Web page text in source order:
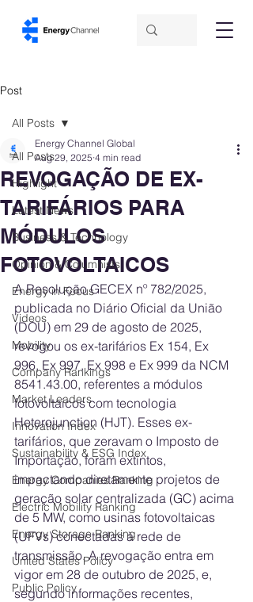
Post
All Posts
Highlight
Latest News
Business & Technology
Opinion & Columnists
Energy in Focus
Videos
Mobility
Company Rankings
Market Leaders
Innovation Index
Sustainability & ESG Index
Energy Companies Ranking
Electric Mobility Ranking
Energy Storage Ranking
United States Policy
Public Policy
All Posts
REVOGAÇÃO DE EX-
TARIFÁRIOS PARA
MÓDULOS
FOTOVOLTAICOS
Energy Channel Global
Aug 29, 2025 4 min read
A Resolução GECEX nº 782/2025,
publicada no Diário Oficial da União
(DOU) em 29 de agosto de 2025,
revogou os ex-tarifários Ex 154, Ex
996, Ex 997, Ex 998 e Ex 999 da NCM
8541.43.00, referentes a módulos
fotovoltaicos com tecnologia
Heterojunction (HJT). Esses ex-
tarifários, que zeravam o Imposto de
Importação, foram extintos,
impactando diretamente projetos de
geração solar centralizada (GC) acima
de 5 MW, como usinas fotovoltaicas
(UFVs) conectadas à rede de
transmissão. A revogação entra em
vigor em 28 de outubro de 2025, e,
segundo informações recentes,